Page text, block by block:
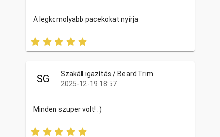
A legkomolyabb pacekokat nyírja
SG
Szakáll igazítás / Beard Trim
2025-12-19 18:57
Minden szuper volt! :)